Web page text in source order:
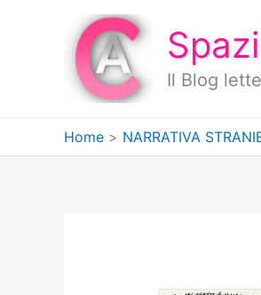
Il Blog
Home NARRATIVA